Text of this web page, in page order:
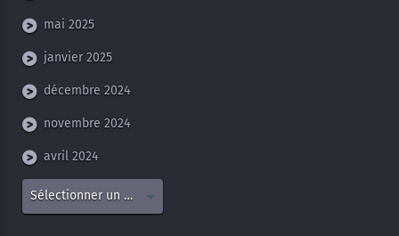
mai 2025
janvier 2025
décembre 2024
novembre 2024
avril 2024
Sélectionner un mois